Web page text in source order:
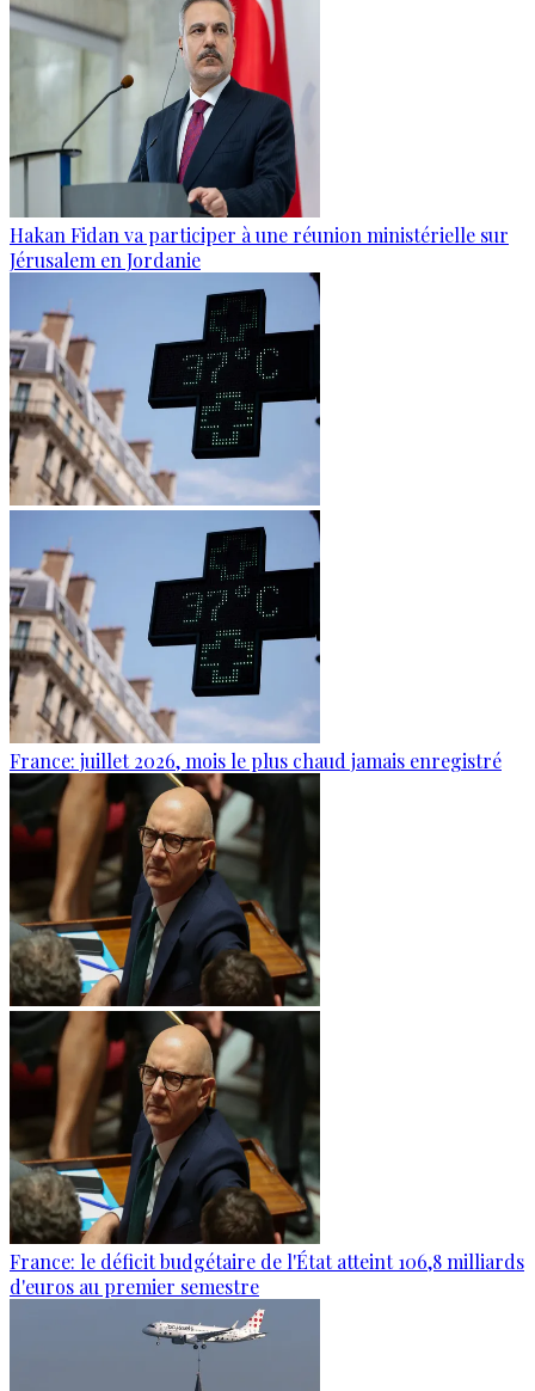
Hakan Fidan va participer à une réunion ministérielle sur
Jérusalem en Jordanie
France: juillet 2026, mois le plus chaud jamais enregistré
France: le déficit budgétaire de l'État atteint 106,8 milliards
d'euros au premier semestre